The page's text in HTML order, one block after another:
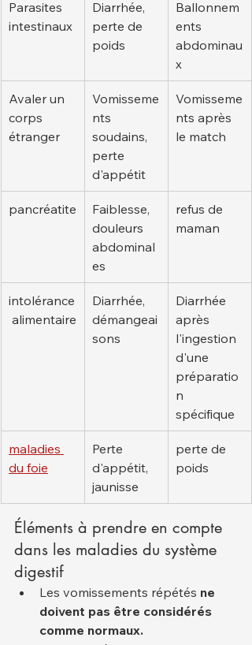
Parasites
intestinaux
Diarrhée,
perte de
poids
Ballonnem
ents
abdominau
x
Avaler un
corps
étranger
Vomisseme
nts
soudains,
perte
d'appétit
Vomisseme
nts après
le match
pancréatite
Faiblesse,
douleurs
abdominal
es
refus de
maman
intolérance
alimentaire
Diarrhée,
démangeai
sons
Diarrhée
après
l'ingestion
d'une
préparatio
n
spécifique
maladies
du foie
Perte
d'appétit,
jaunisse
perte de
poids
Éléments à prendre en compte
dans les maladies du système
digestif
Les vomissements répétés ne
doivent pas être considérés
comme normaux.